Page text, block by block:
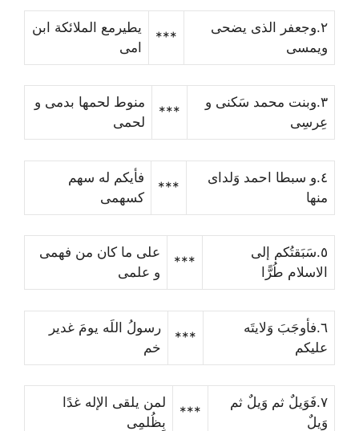
٢.وجعفر الذى یضحى
ویمسى
***
یطیرمع الملائکة ابن
امى
٣.وبنت محمد سَکنى و
عِرسِى
***
منوط لحمها بدمى و
لحمى
٤.و سبطا احمد وَلداى
منها
***
فأیکم له سهم
کسهمى
٥.سَبَقتُکم إلى
الاسلام طُرًّا
***
على ما کان من فهمى
و علمى
٦.فأوجَبَ وَلایتَه
علیکم
***
رسولُ اللَه یومَ غدیر
خم
٧.فَوَیلٌ ثم وَیلٌ ثم
وَیلٌ
***
لمن یلقى الإله غدًا
بِظُلمِى